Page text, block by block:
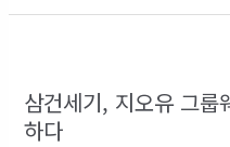
삼건세기, 지오유 그룹
하다